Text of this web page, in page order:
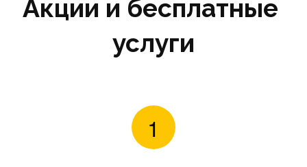
Акции и бесплатные
услуги